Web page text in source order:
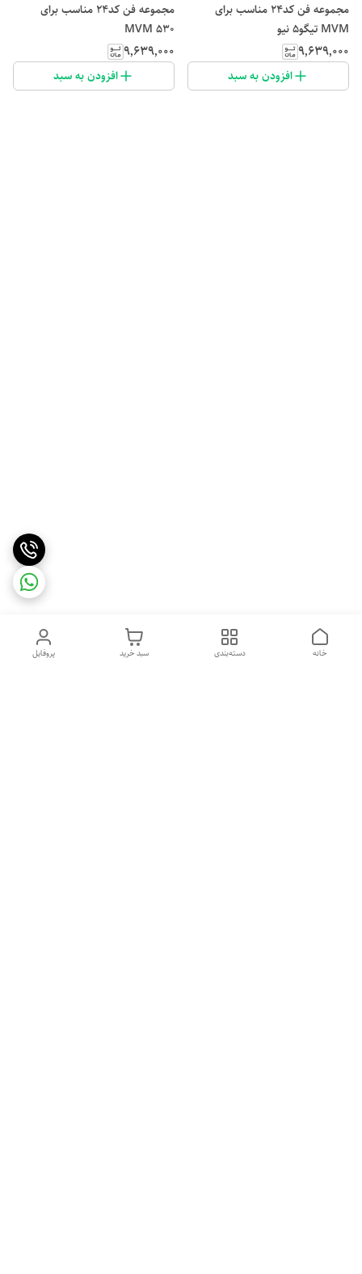
مجموعه فن کد۲۴ مناسب برای
MVM تیگو۵ نیو
۹٬۶۳۹٬۰۰۰
افزودن به سبد
مجموعه فن کد۲۴ مناسب برای
MVM ۵۳۰
۹٬۶۳۹٬۰۰۰
افزودن به سبد
پروفایل سبد خرید دسته‌بندی خانه